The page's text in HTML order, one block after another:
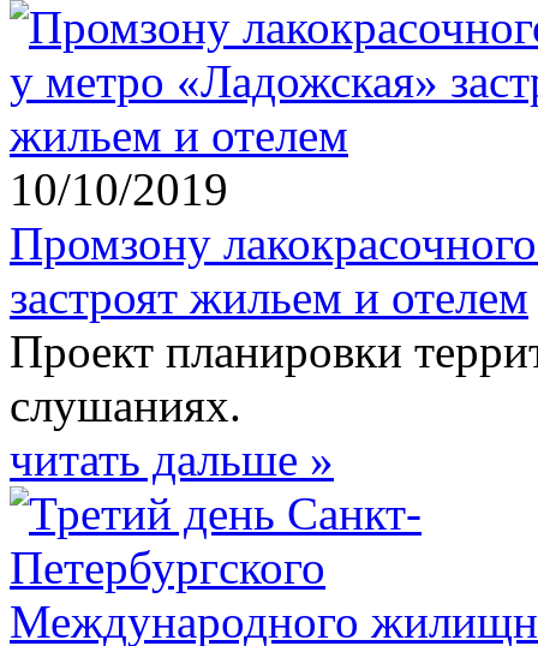
10/10/2019
Промзону
застроят жильем и отелем
Проект планировки
слушаниях.
читать дальше »